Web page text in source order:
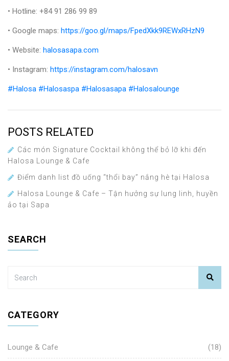
• Hotline: +84 91 286 99 89
• Google maps: https://goo.gl/maps/FpedXkk9REWxRHzN9
• Website: halosasapa.com
• Instagram: https://instagram.com/halosavn
#Halosa #Halosaspa #Halosasapa #Halosalounge
POSTS RELATED
Các món Signature Cocktail không thể bỏ lỡ khi đến
Halosa Lounge & Cafe
Điểm danh list đồ uống “thổi bay” nắng hè tại Halosa
Halosa Lounge & Cafe – Tận hưởng sự lung linh, huyền
ảo tại Sapa
SEARCH
CATEGORY
Lounge & Cafe (18)